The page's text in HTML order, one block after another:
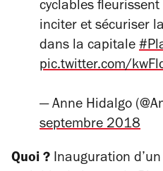
cyclables fleurissent
inciter et sécuriser
dans la capitale
pic.twitter.com/
— Anne Hidalgo
septembre 2018
Quoi ? Inauguration